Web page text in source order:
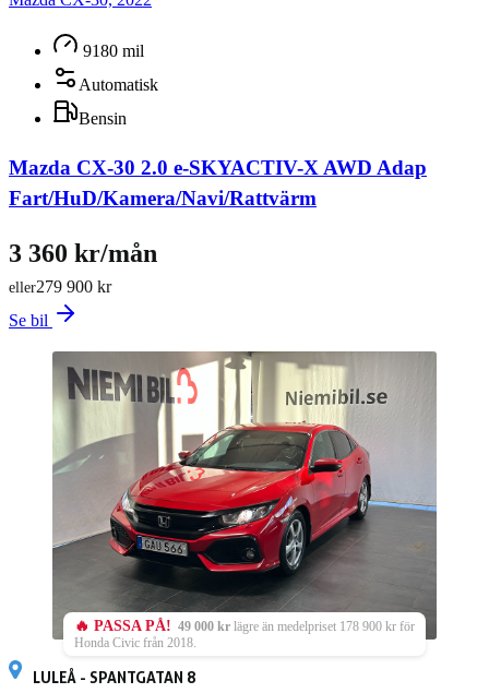
9180 mil
Automatisk
Bensin
Mazda CX-30 2.0 e-SKYACTIV-X AWD Adap
Fart/HuD/Kamera/Navi/Rattvärm
279 900 kr
eller
3 360 kr/mån
Se bil
🔥 PASSA PÅ! 49 000 kr lägre än medelpriset 178 900 kr för
Honda Civic från 2018.
LULEÅ - SPANTGATAN 8